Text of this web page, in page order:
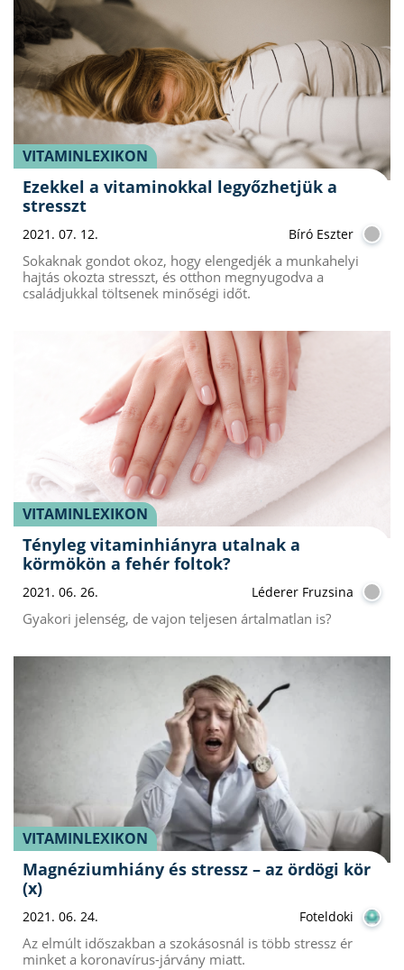
VITAMINLEXIKON
Ezekkel a vitaminokkal legyőzhetjük a
stresszt
2021. 07. 12. Bíró Eszter
Sokaknak gondot okoz, hogy elengedjék a munkahelyi
hajtás okozta stresszt, és otthon megnyugodva a
családjukkal töltsenek minőségi időt.
VITAMINLEXIKON
Tényleg vitaminhiányra utalnak a
körmökön a fehér foltok?
2021. 06. 26. Léderer Fruzsina
Gyakori jelenség, de vajon teljesen ártalmatlan is?
VITAMINLEXIKON
Magnéziumhiány és stressz – az ördögi kör
(x)
2021. 06. 24. Foteldoki
Az elmúlt időszakban a szokásosnál is több stressz ér
minket a koronavírus-járvány miatt.